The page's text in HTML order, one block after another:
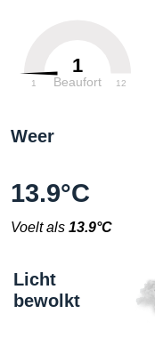
1
Beaufort
1 12
Weer
13.9°C
Voelt als 13.9°C
Licht
bewolkt